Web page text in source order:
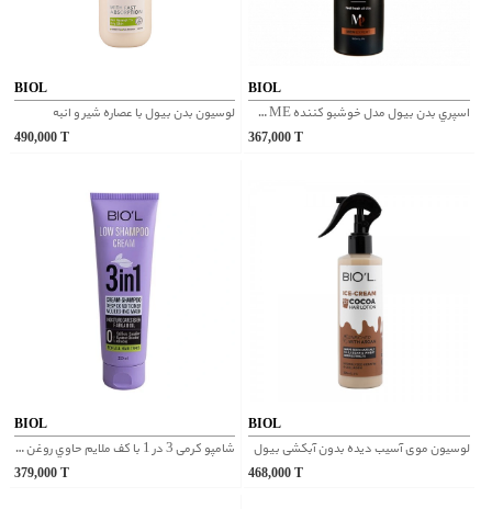
BIOL
لوسيون بدن بیول با عصاره شير و انبه
490,000
BIOL
اسپري بدن بیول مدل خوشبو كننده WITH ME
367,000
BIOL
شامپو کرمی 3 در 1 با كف ملايم حاوي روغن آرگان و گوار بیول
379,000
BIOL
لوسیون موی آسیب دیده بدون آبکشی بیول
468,000